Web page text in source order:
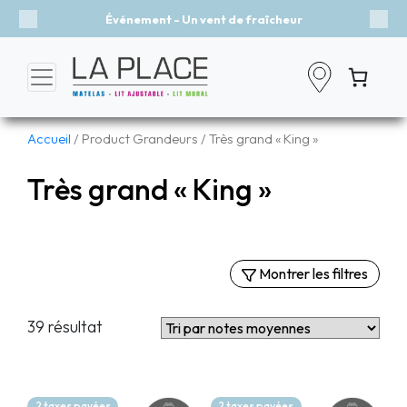
Événement - Un vent de fraîcheur
Previous
Accueil / Product Grandeurs / Très grand « King »
Très grand « King »
Montrer les filtres
Filtres
39 résultat